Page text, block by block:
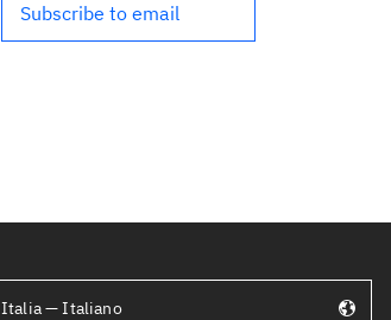
Subscribe to email
Italia — Italiano